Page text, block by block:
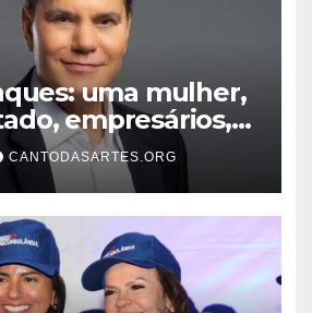
uma mulher,
empresários,
vice-governador;
os nomes que
Governo do TO
CANTODASARTES.ORG